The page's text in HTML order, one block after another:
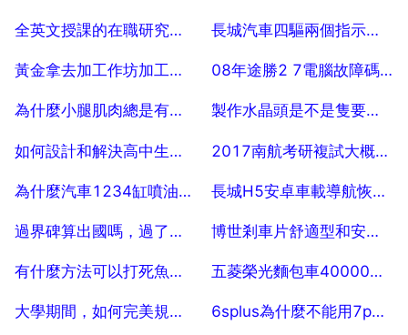
2025-07-19 2025-07-19
全英文授課的在職研究生大學有哪些
2025-07-19
長城汽車四驅兩個指示燈全亮
2025-07-19
黃金拿去加工作坊加工了下怎麼沒有以前黃了 20
2025-07-19
08年途勝2 7電腦故障碼顯示p0133 b1s1氧感測器響應慢 是什麼原因造成的
2025-07-19
為什麼小腿肌肉總是有一種要抽筋的感覺
2025-07-19
製作水晶頭是不是隻要線的2頭都一樣就可以了？
2025-07-19
如何設計和解決高中生物課堂教學中的問題
2025-07-19
2017南航考研複試大概需要多少分
2025-07-19
為什麼汽車1234缸噴油嘴不工作
2025-07-19
長城H5安卓車載導航恢復出廠設定密碼是多少
2025-07-19
過界碑算出國嗎，過了界碑就算出國了嗎？
2025-07-19
博世剎車片舒適型和安全型有什麼區別？
2025-07-19
有什麼方法可以打死魚，有什麼方法可以讓魚去腥？？
2025-07-19
五菱榮光麵包車40000公里保養都要換些什麼？機油買什麼樣的好？謝謝 50
2025-07-19
大學期間，如何完美規劃自己的大學生活？ 6splus為什麼不能用7p的耳機轉換器